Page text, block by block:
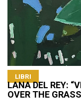
LIBRI
LANA DEL REY:
OVER THE